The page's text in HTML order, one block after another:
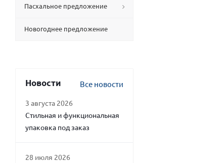
Пасхальное предложение
Новогоднее предложение
Новости Все новости
3 августа 2026
Стильная и функциональная
упаковка под заказ
28 июля 2026